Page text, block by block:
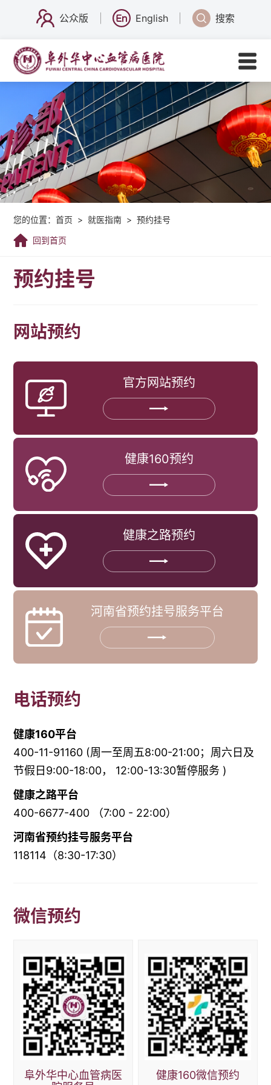
公众版 English 搜索
您的位置：首页 > 就医指南 > 预约挂号
回到首页
预约挂号
网站预约
官方网站预约
健康160预约
健康之路预约
河南省预约挂号服务平台
电话预约
健康160平台
400-11-91160 (周一至周五8:00-21:00；周六日及
节假日9:00-18:00， 12:00-13:30暂停服务 )
健康之路平台
400-6677-400 （7:00 - 22:00）
河南省预约挂号服务平台
118114（8:30-17:30）
微信预约
阜外华中心血管病医
健康160微信预约